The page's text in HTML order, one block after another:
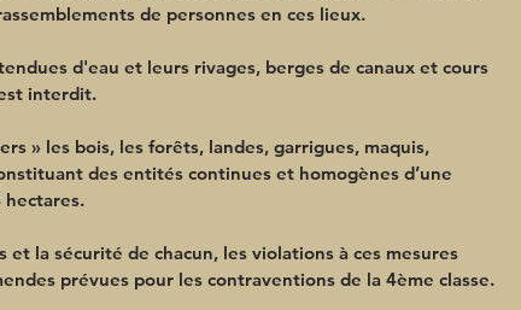
de personnes en ces lieux.
d'eau et leurs rivages, berges de canaux et cours
interdit.
» les bois, les forêts, landes, garrigues, maquis,
des entités continues et homogènes d’une
hectares.
la sécurité de chacun, les violations à ces mesures
prévues pour les contraventions de la 4ème classe.